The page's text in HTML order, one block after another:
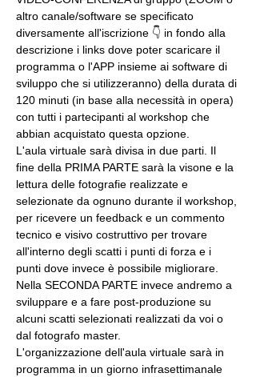
altro canale/software se specificato
diversamente all'iscrizione 👇 in fondo alla
descrizione i links dove poter scaricare il
programma o l'APP insieme ai software di
sviluppo che si utilizzeranno) della durata di
120 minuti (in base alla necessità in opera)
con tutti i partecipanti al workshop che
abbian acquistato questa opzione.
L'aula virtuale sarà divisa in due parti. Il
fine della PRIMA PARTE sarà la visone e la
lettura delle fotografie realizzate e
selezionate da ognuno durante il workshop,
per ricevere un feedback e un commento
tecnico e visivo costruttivo per trovare
all'interno degli scatti i punti di forza e i
punti dove invece è possibile migliorare.
Nella SECONDA PARTE invece andremo a
sviluppare e a fare post-produzione su
alcuni scatti selezionati realizzati da voi o
dal fotografo master.
L'organizzazione dell'aula virtuale sarà in
programma in un giorno infrasettimanale